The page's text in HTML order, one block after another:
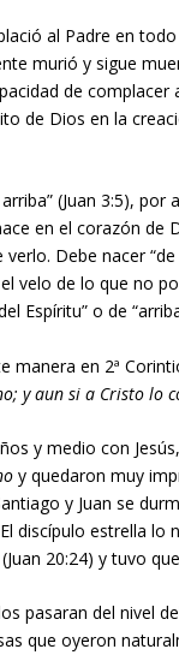
al Padre en
murió y sigue
de
de Dios en la
(Juan 3:5),
en el corazón
Debe nacer
velo de lo que no
Espíritu” o de
manera en 2ª
y aun si a Cristo lo
y medio con
y quedaron muy
y Juan se
discípulo estrella
20:24) y tuvo
pasaran del nivel
que oyeron